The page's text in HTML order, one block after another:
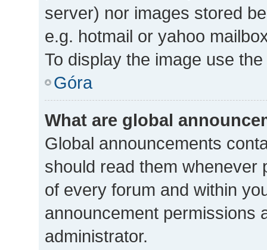
server) nor images stored
e.g. hotmail or yahoo
To display the image use
Góra
What are global
Global announcements
should read them whenever
of every forum and within
announcement permissions
administrator.